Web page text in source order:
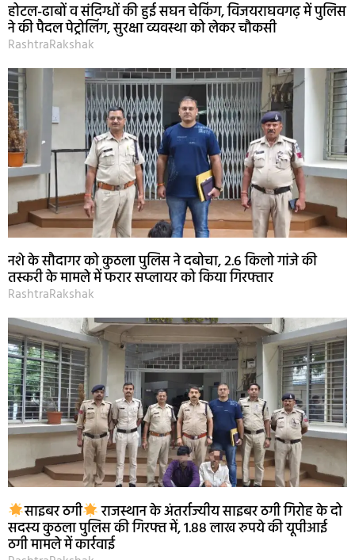
होटल-ढाबों व संदिग्धों की हुई सघन चेकिंग, विजयराघवगढ़ में पुलिस
ने की पैदल पेट्रोलिंग, सुरक्षा व्यवस्था को लेकर चौकसी
RashtraRakshak
नशे के सौदागर को कुठला पुलिस ने दबोचा, 2.6 किलो गांजे की
तस्करी के मामले में फरार सप्लायर को किया गिरफ्तार
RashtraRakshak
साइबर ठगी राजस्थान के अंतर्राज्यीय साइबर ठगी गिरोह के दो
सदस्य कुठला पुलिस की गिरफ्त में, 1.88 लाख रुपये की यूपीआई
ठगी मामले में कार्रवाई